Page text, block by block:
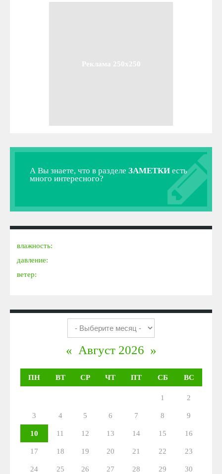
Реклама 250x250
А Вы знаете, что в разделе ЗАМЕТКИ есть
много интересного?
влажность:
давление:
ветер:
« Август 2026 »
ПН ВТ СР ЧТ ПТ СБ ВС
1 2
3 4 5 6 7 8 9
10 11 12 13 14 15 16
17 18 19 20 21 22 23
24 25 26 27 28 29 30